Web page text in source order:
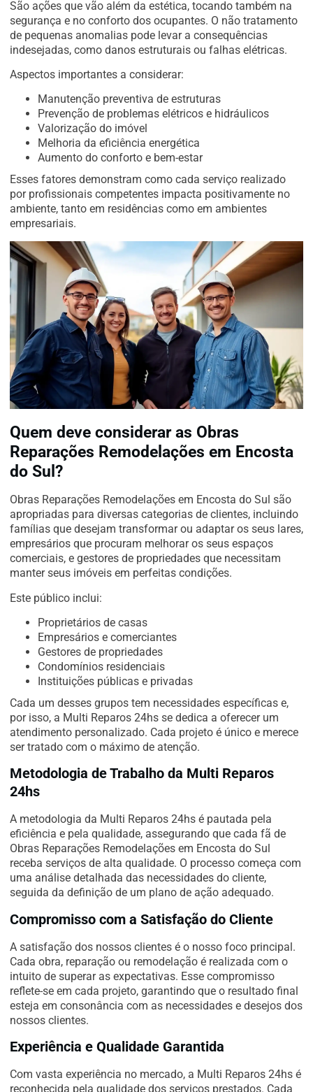
São ações que vão além da estética, tocando também na
segurança e no conforto dos ocupantes. O não tratamento
de pequenas anomalias pode levar a consequências
indesejadas, como danos estruturais ou falhas elétricas.
Aspectos importantes a considerar:
Manutenção preventiva de estruturas
Prevenção de problemas elétricos e hidráulicos
Valorização do imóvel
Melhoria da eficiência energética
Aumento do conforto e bem-estar
Esses fatores demonstram como cada serviço realizado
por profissionais competentes impacta positivamente no
ambiente, tanto em residências como em ambientes
empresariais.
Quem deve considerar as Obras
Reparações Remodelações em Encosta
do Sul?
Obras Reparações Remodelações em Encosta do Sul são
apropriadas para diversas categorias de clientes, incluindo
famílias que desejam transformar ou adaptar os seus lares,
empresários que procuram melhorar os seus espaços
comerciais, e gestores de propriedades que necessitam
manter seus imóveis em perfeitas condições.
Este público inclui:
Proprietários de casas
Empresários e comerciantes
Gestores de propriedades
Condomínios residenciais
Instituições públicas e privadas
Cada um desses grupos tem necessidades específicas e,
por isso, a Multi Reparos 24hs se dedica a oferecer um
atendimento personalizado. Cada projeto é único e merece
ser tratado com o máximo de atenção.
Metodologia de Trabalho da Multi Reparos
24hs
A metodologia da Multi Reparos 24hs é pautada pela
eficiência e pela qualidade, assegurando que cada fã de
Obras Reparações Remodelações em Encosta do Sul
receba serviços de alta qualidade. O processo começa com
uma análise detalhada das necessidades do cliente,
seguida da definição de um plano de ação adequado.
Compromisso com a Satisfação do Cliente
A satisfação dos nossos clientes é o nosso foco principal.
Cada obra, reparação ou remodelação é realizada com o
intuito de superar as expectativas. Esse compromisso
reflete-se em cada projeto, garantindo que o resultado final
esteja em consonância com as necessidades e desejos dos
nossos clientes.
Experiência e Qualidade Garantida
Com vasta experiência no mercado, a Multi Reparos 24hs é
reconhecida pela qualidade dos serviços prestados. Cada